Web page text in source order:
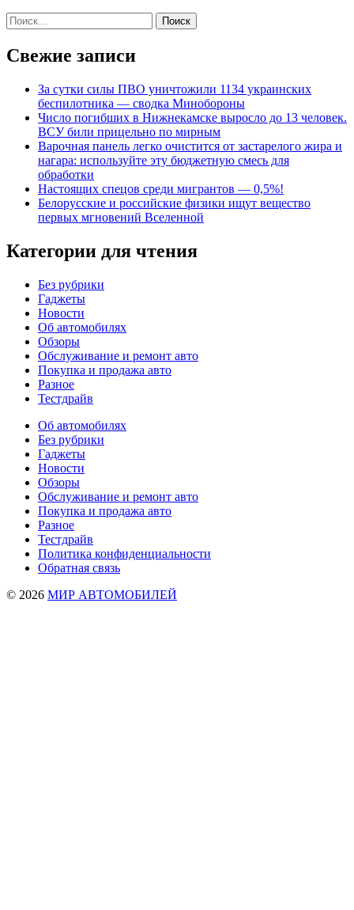
Найти:
Свежие записи
За сутки силы ПВО уничтожили 1134 украинских
беспилотника — сводка Минобороны
Число погибших в Нижнекамске выросло до 13 человек.
ВСУ били прицельно по мирным
Варочная панель легко очистится от застарелого жира и
нагара: используйте эту бюджетную смесь для
обработки
Настоящих спецов среди мигрантов — 0,5%!
Белорусские и российские физики ищут вещество
первых мгновений Вселенной
Категории для чтения
Без рубрики
Гаджеты
Новости
Об автомобилях
Обзоры
Обслуживание и ремонт авто
Покупка и продажа авто
Разное
Тестдрайв
Об автомобилях
Без рубрики
Гаджеты
Новости
Обзоры
Обслуживание и ремонт авто
Покупка и продажа авто
Разное
Тестдрайв
Политика конфиденциальности
Обратная связь
© 2026 МИР АВТОМОБИЛЕЙ